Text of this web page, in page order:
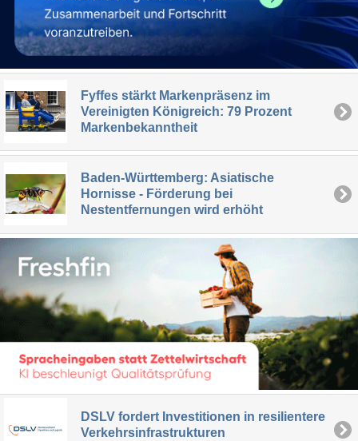
Fyffes stärkt Markenpräsenz im
Vereinigten Königreich: 79 Prozent
Markenbekanntheit
Baden-Württemberg: Asiatische
Hornisse - Förderung bei
Nestentfernungen wird erhöht
DSLV fordert Investitionen in resilientere
Verkehrsinfrastrukturen